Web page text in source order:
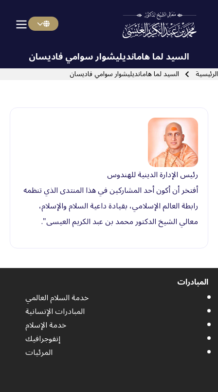
Skip to main navigation
السيد لما هامانديليشوار سوامي فاديسان
مسار التنقل
الرئيسية السيد لما هامانديليشوار سوامي فاديسان
رئيس الإدارة الدينية للهندوس
أفتخر أن أكون أحد المشاركين في هذا المنتدى الذي تنظمه
رابطة العالم الإسلامي، بقيادة داعية السلام والإسلام،
معالي الشيخ الدكتور محمد بن عبد الكريم العيسى".
المبادرات
خدمة السلام العالمي
المبادرات الإنسانية
خدمة الإسلام
إنفوجرافيك
المرئيات